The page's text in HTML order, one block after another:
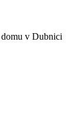
v Dubnici